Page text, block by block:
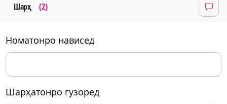
Шарҳ (2)
номатонро нависед
шарҳатонро гузоред